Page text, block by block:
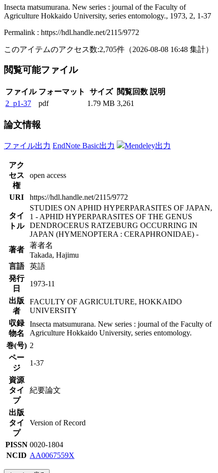
Insecta matsumurana. New series : journal of the Faculty of
Agriculture Hokkaido University, series entomology., 1973, 2, 1-37
Permalink : https://hdl.handle.net/2115/9772
このアイテムのアクセス数:2,705件 （2026-08-08 16:48 集計）
閲覧可能ファイル
ファイル フォーマット サイズ 閲覧回数 説明
2_p1-37
pdf 1.79 MB 3,261
論文情報
ファイル出力 EndNote Basic出力 Mendeley出力
アク
セス
権
open access
URI https://hdl.handle.net/2115/9772
タイ
トル
STUDIES ON APHID HYPERPARASITES OF JAPAN,
1 - APHID HYPERPARASITES OF THE GENUS
DENDROCERUS RATZEBURG OCCURRING IN
JAPAN (HYMENOPTERA : CERAPHRONIDAE) -
著者
著者名
Takada, Hajimu
言語
英語
発行
日
1973-11
出版
者
FACULTY OF AGRICULTURE, HOKKAIDO
UNIVERSITY
収録
物名
Insecta matsumurana. New series : journal of the Faculty of
Agriculture Hokkaido University, series entomology.
巻(号) 2
ペー
ジ
1-37
資源
タイ
プ
紀要論文
出版
タイ
プ
Version of Record
PISSN 0020-1804
NCID AA0067559X